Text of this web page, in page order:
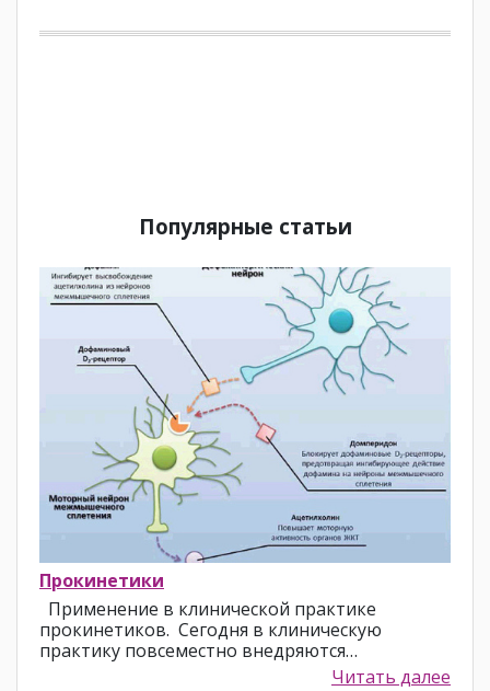
Популярные статьи
Прокинетики
Применение в клинической практике
прокинетиков. Сегодня в клиническую
практику повсеместно внедряются…
Читать далее